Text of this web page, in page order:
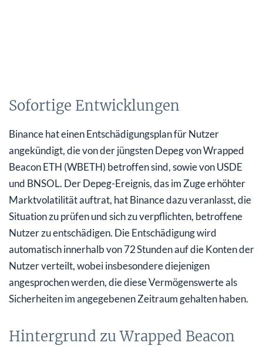
Sofortige Entwicklungen
Binance hat einen Entschädigungsplan für Nutzer
angekündigt, die von der jüngsten Depeg von Wrapped
Beacon ETH (WBETH) betroffen sind, sowie von USDE
und BNSOL. Der Depeg-Ereignis, das im Zuge erhöhter
Marktvolatilität auftrat, hat Binance dazu veranlasst, die
Situation zu prüfen und sich zu verpflichten, betroffene
Nutzer zu entschädigen. Die Entschädigung wird
automatisch innerhalb von 72 Stunden auf die Konten der
Nutzer verteilt, wobei insbesondere diejenigen
angesprochen werden, die diese Vermögenswerte als
Sicherheiten im angegebenen Zeitraum gehalten haben.
Hintergrund zu Wrapped Beacon